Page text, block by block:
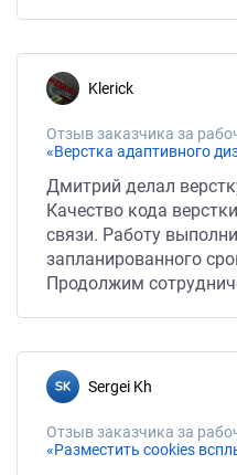
klerick
Отзыв заказчика за
«Верстка адаптивного
Дмитрий делал
Качество кода
связи. Работу
запланированного
Продолжим
Sergei Kh
Отзыв заказчика за
«Разместить cookies